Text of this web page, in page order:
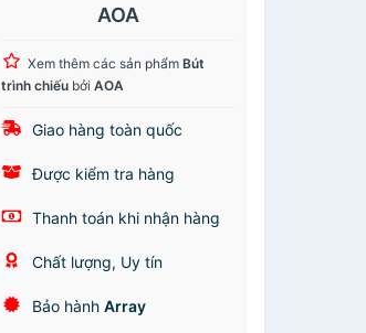
AOA
Xem thêm các sản phẩmBút
trình chiếu bởiAOA
Giao hàng toàn quốc
Được kiểm tra hàng
Thanh toán khi nhận hàng
Chất lượng, Uy tín
Bảo hànhArray